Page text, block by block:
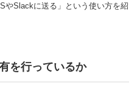
やSlackに送る」という使い方を紹
を行っているか